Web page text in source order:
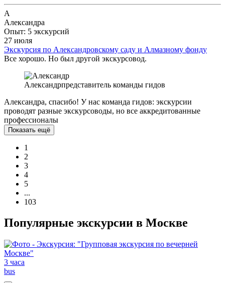
А
Александра
Опыт: 5 экскурсий
27 июля
Экскурсия по Александровскому саду и Алмазному фонду
Все хорошо. Но был другой экскурсовод.
Александрпредставитель команды гидов
Александра, спасибо! У нас команда гидов: экскурсии
проводят разные экскурсоводы, но все аккредитованные
профессионалы
Показать ещё
1
2
3
4
5
...
103
Популярные экскурсии в Москве
3 часа
bus